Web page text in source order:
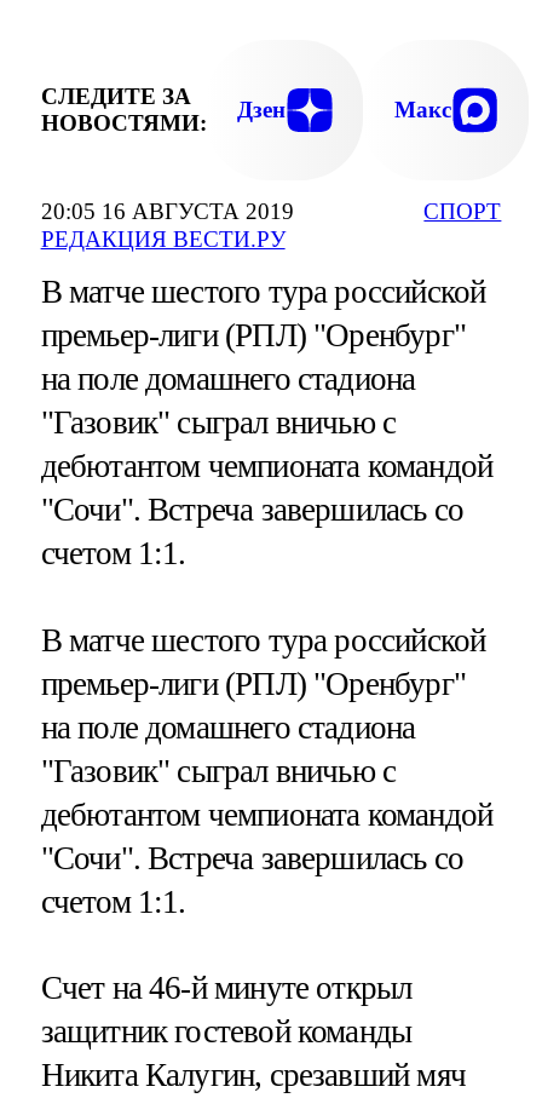
20:05 16 АВГУСТА 2019
РЕДАКЦИЯ ВЕСТИ.РУ
СПОРТ
СЛЕДИТЕ ЗА
НОВОСТЯМИ:
Дзен Макс
В матче шестого тура российской
премьер-лиги (РПЛ) "Оренбург"
на поле домашнего стадиона
"Газовик" сыграл вничью с
дебютантом чемпионата командой
"Сочи". Встреча завершилась со
счетом 1:1.
В матче шестого тура российской
премьер-лиги (РПЛ) "Оренбург"
на поле домашнего стадиона
"Газовик" сыграл вничью с
дебютантом чемпионата командой
"Сочи". Встреча завершилась со
счетом 1:1.
Счет на 46-й минуте открыл
защитник гостевой команды
Никита Калугин, срезавший мяч